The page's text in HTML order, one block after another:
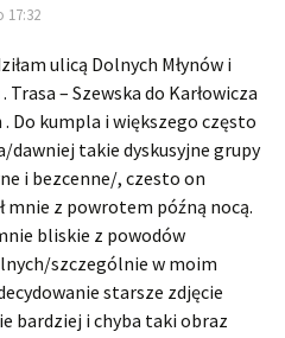
17:32
ulicą Dolnych Młynów i
– Szewska do Karłowicza
Do kumpla i większego często
dawniej takie dyskusyjne grupy
i bezcenne/, czesto on
mnie z powrotem późną nocą.
bliskie z powodów
szczególnie w moim
starsze zdjęcie
bardziej i chyba taki obraz